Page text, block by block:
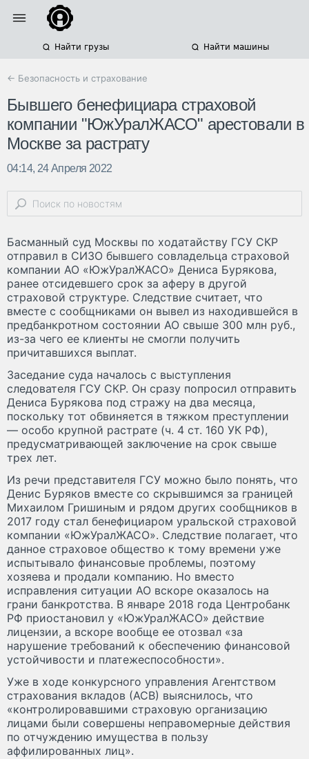
Найти грузы Найти машины
← Безопасность и страхование
Бывшего бенефициара страховой
компании "ЮжУралЖАСО" арестовали в
Москве за растрату
04:14, 24 Апреля 2022
Басманный суд Москвы по ходатайству ГСУ СКР
отправил в СИЗО бывшего совладельца страховой
компании АО «ЮжУралЖАСО» Дениса Бурякова,
ранее отсидевшего срок за аферу в другой
страховой структуре. Следствие считает, что
вместе с сообщниками он вывел из находившейся в
предбанкротном состоянии АО свыше 300 млн руб.,
из-за чего ее клиенты не смогли получить
причитавшихся выплат.
Заседание суда началось с выступления
следователя ГСУ СКР. Он сразу попросил отправить
Дениса Бурякова под стражу на два месяца,
поскольку тот обвиняется в тяжком преступлении
— особо крупной растрате (ч. 4 ст. 160 УК РФ),
предусматривающей заключение на срок свыше
трех лет.
Из речи представителя ГСУ можно было понять, что
Денис Буряков вместе со скрывшимся за границей
Михаилом Гришиным и рядом других сообщников в
2017 году стал бенефициаром уральской страховой
компании «ЮжУралЖАСО». Следствие полагает, что
данное страховое общество к тому времени уже
испытывало финансовые проблемы, поэтому
хозяева и продали компанию. Но вместо
исправления ситуации АО вскоре оказалось на
грани банкротства. В январе 2018 года Центробанк
РФ приостановил у «ЮжУралЖАСО» действие
лицензии, а вскоре вообще ее отозвал «за
нарушение требований к обеспечению финансовой
устойчивости и платежеспособности».
Уже в ходе конкурсного управления Агентством
страхования вкладов (АСВ) выяснилось, что
«контролировавшими страховую организацию
лицами были совершены неправомерные действия
по отчуждению имущества в пользу
аффилированных лиц».